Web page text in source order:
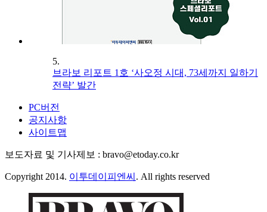
5.
브라보 리포트 1호 ‘사오정 시대, 73세까지 일하기
전략’ 발간
PC버전
공지사항
사이트맵
보도자료 및 기사제보 : bravo@etoday.co.kr
Copyright 2014. 이투데이피엔씨 . All rights reserved